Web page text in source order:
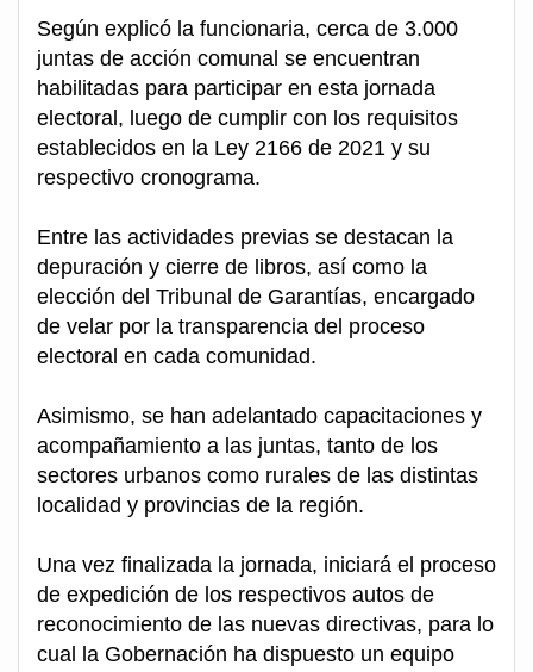
Según explicó la funcionaria, cerca de 3.000
juntas de acción comunal se encuentran
habilitadas para participar en esta jornada
electoral, luego de cumplir con los requisitos
establecidos en la Ley 2166 de 2021 y su
respectivo cronograma.
Entre las actividades previas se destacan la
depuración y cierre de libros, así como la
elección del Tribunal de Garantías, encargado
de velar por la transparencia del proceso
electoral en cada comunidad.
Asimismo, se han adelantado capacitaciones y
acompañamiento a las juntas, tanto de los
sectores urbanos como rurales de las distintas
localidad y provincias de la región.
Una vez finalizada la jornada, iniciará el proceso
de expedición de los respectivos autos de
reconocimiento de las nuevas directivas, para lo
cual la Gobernación ha dispuesto un equipo